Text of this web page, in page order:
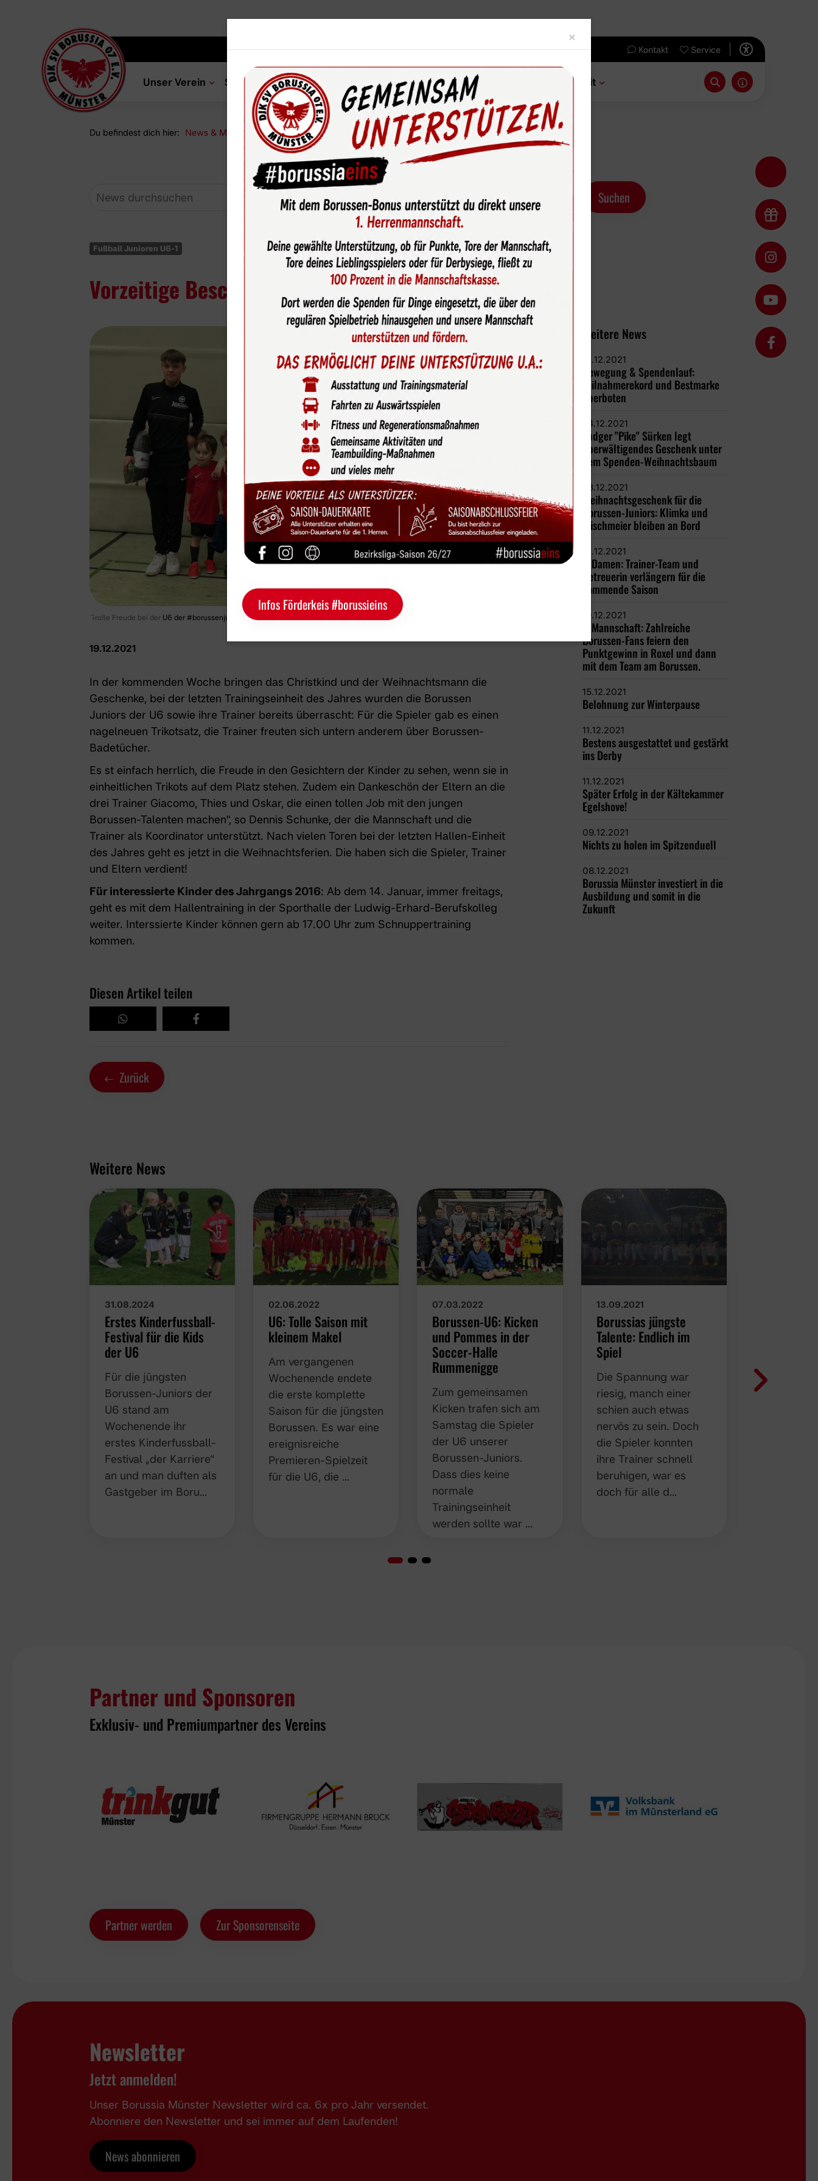
Kontakt Service
Unser Verein Sportangebot News & Media Service Sponsoren Fun & Freizeit
Du befindest dich hier: News & Media Newsroom Vorzeitige Bescherung für die Borussen-U6
Fußball Junioren U6-1
Vorzeitige Bescherung für die Borussen-U6
Große Freude bei der U6 der #borussenjuniors und bei den nach der "Weihnachts-Überraschung".
19.12.2021
In der kommenden Woche bringen das Christkind und der Weihnachtsmann die
Geschenke, bei der letzten Trainingseinheit des Jahres wurden die Borussen
Juniors der U6 sowie ihre Trainer bereits überrascht: Für die Spieler gab es einen
nagelneuen Trikotsatz, die Trainer freuten sich untern anderem über Borussen-
Badetücher.
Es st einfach herrlich, die Freude in den Gesichtern der Kinder zu sehen, wenn sie in
einheitlichen Trikots auf dem Platz stehen. Zudem ein Dankeschön der Eltern an die
drei Trainer Giacomo, Thies und Oskar, die einen tollen Job mit den jungen
Borussen-Talenten machen", so Dennis Schunke, der die Mannschaft und die
Trainer als Koordinator unterstützt. Nach vielen Toren bei der letzten Hallen-Einheit
des Jahres geht es jetzt in die Weihnachtsferien. Die haben sich die Spieler, Trainer
und Eltern verdient!
Für interessierte Kinder des Jahrgangs 2016: Ab dem 14. Januar, immer freitags,
geht es mit dem Hallentraining in der Sporthalle der Ludwig-Erhard-Berufskolleg
weiter. Interssierte Kinder können gern ab 17.00 Uhr zum Schnuppertraining
kommen.
Diesen Artikel teilen
Zurück
Weitere News
31.12.2021
Bewegung & Spendenlauf:
Teilnahmerekord und Bestmarke
überboten
24.12.2021
Ludger "Pike" Sürken legt
überwältigendes Geschenk unter
dem Spenden-Weihnachtsbaum
23.12.2021
Weihnachtsgeschenk für die
Borussen-Juniors: Klimka und
Wischmeier bleiben an Bord
21.12.2021
1. Damen: Trainer-Team und
Betreuerin verlängern für die
kommende Saison
19.12.2021
1. Mannschaft: Zahlreiche
Borussen-Fans feiern den
Punktgewinn in Roxel und dann
mit dem Team am Borussen.
15.12.2021
Belohnung zur Winterpause
11.12.2021
Bestens ausgestattet und gestärkt
ins Derby
11.12.2021
Später Erfolg in der Kältekammer
Egelshove!
09.12.2021
Nichts zu holen im Spitzenduell
08.12.2021
Borussia Münster investiert in die
Ausbildung und somit in die
Zukunft
Weitere News
31.08.2024
Erstes Kinderfussball-
Festival für die Kids
der U6
Für die jüngsten
Borussen-Juniors der
U6 stand am
Wochenende ihr erstes
Kinderfussball-Festival
„der Karriere“ an und
man duften als
Gastgeber im Boru…
02.06.2022
U6: Tolle Saison mit
kleinem Makel
Am vergangenen
Wochenende endete
die erste komplette
Saison für die jüngsten
Borussen. Es war eine
ereignisreiche
Premieren-Spielzeit
für die U6, die …
07.03.2022
Borussen-U6: Kicken
und Pommes in der
Soccer-Halle
Rummenigge
Zum gemeinsamen
Kicken trafen sich am
Samstag die Spieler
der U6 unserer
Borussen-Juniors.
Dass dies keine
normale
Trainingseinheit
werden sollte war …
13.09.2021
Borussias jüngste
Talente: Endlich im
Spiel
Die Spannung war
riesig, manch einer
schien auch etwas
nervös zu sein. Doch
die Spieler konnten
ihre Trainer schnell
beruhigen, war es
doch für alle d…
Partner und Sponsoren
Exklusiv- und Premiumpartner des Vereins
Partner werden Zur Sponsorenseite
Newsletter
Jetzt anmelden!
Unser Borussia Münster Newsletter wird ca. 6x pro Jahr versendet.
Abonniere den Newsletter und sei immer auf dem Laufenden!
News abonnieren
× Close
Infos Förderkeis #borussieins